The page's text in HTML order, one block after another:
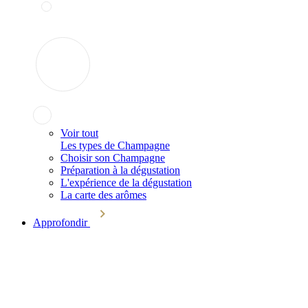
Voir tout
Les types de Champagne
Choisir son Champagne
Préparation à la dégustation
L'expérience de la dégustation
La carte des arômes
Approfondir